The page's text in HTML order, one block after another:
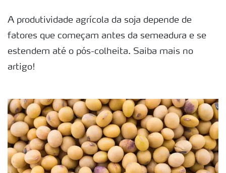
A produtividade agrícola da soja depende de
fatores que começam antes da semeadura e se
estendem até o pós-colheita. Saiba mais no
artigo!